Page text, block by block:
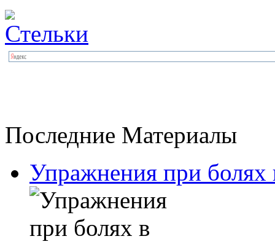
Последние Материалы
Упражнения при болях